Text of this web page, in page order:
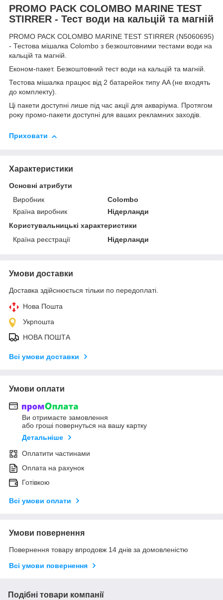
PROMO PACK COLOMBO MARINE TEST
STIRRER - Тест води на кальцій та магній
PROMO PACK COLOMBO MARINE TEST STIRRER (N5060695)
- Тестова мішалка Colombo з безкоштовними тестами води на
кальцій та магній.
Економ-пакет. Безкоштовний тест води на кальцій та магній.
Тестова мішалка працює від 2 батарейок типу AA (не входять
до комплекту).
Ці пакети доступні лише під час акції для акваріума. Протягом
року промо-пакети доступні для ваших рекламних заходів.
Приховати
Характеристики
Основні атрибути
Виробник
Colombo
Країна виробник
Нідерланди
Користувальницькі характеристики
Країна реєстрації
Нідерланди
Умови доставки
Доставка здійснюється тільки по передоплаті.
Нова Пошта
Укрпошта
НОВА ПОШТА
Всі умови доставки
Умови оплати
Ви отримаєте замовлення
або гроші повернуться на вашу картку
Детальніше
Оплатити частинами
Оплата на рахунок
Готівкою
Всі умови оплати
Умови повернення
Повернення товару впродовж 14 днів за домовленістю
Всі умови повернення
Подібні товари компанії